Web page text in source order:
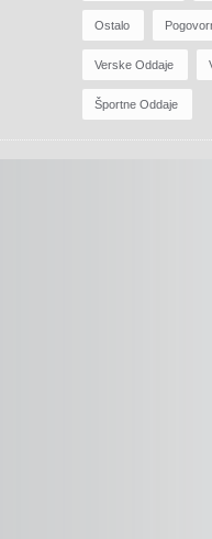
Ostalo
Verske Oddaje
Športne Oddaje